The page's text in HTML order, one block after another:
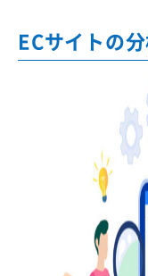
ECサイトの